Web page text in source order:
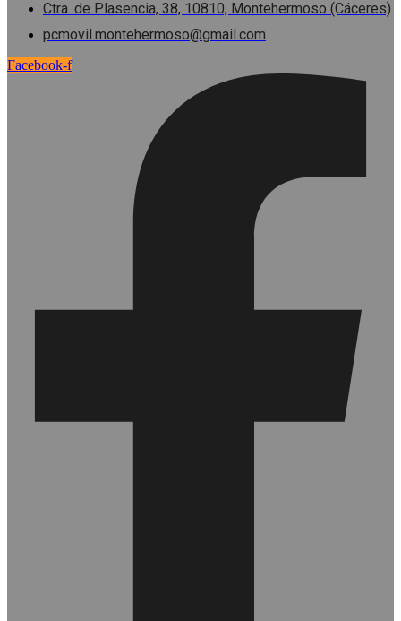
Ctra. de Plasencia, 38, 10810, Montehermoso (Cáceres)
pcmovil.montehermoso@gmail.com
Facebook-f